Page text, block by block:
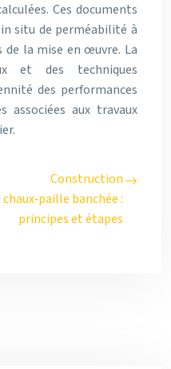
Ces documents
situ de perméabilité à
de la mise en œuvre. La
et des techniques
des performances
aux travaux
Construction
chaux‑paille banchée :
principes et étapes